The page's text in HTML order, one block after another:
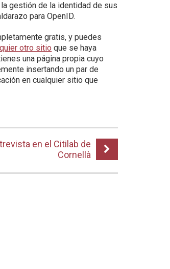
gestión de la identidad de sus
para OpenID.
gratis, y puedes
otro sitio que se haya
una página propia cuyo
insertando un par de
en cualquier sitio que
en el Citilab de
Cornellà